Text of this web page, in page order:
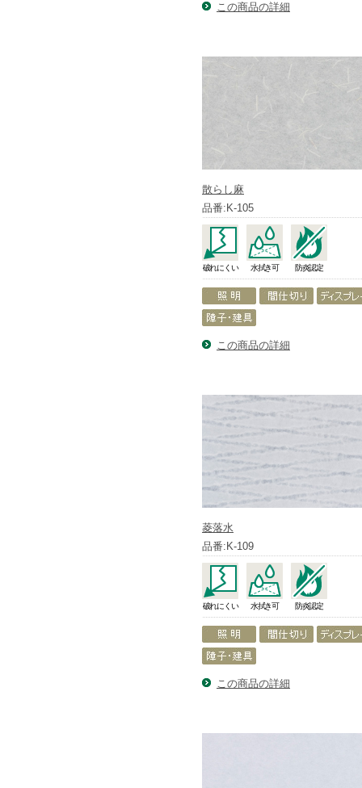
この商品の詳細
散らし麻
品番:K-105
破れにくい 水拭き可 防炎認定
この商品の詳細
菱落水
品番:K-109
破れにくい 水拭き可 防炎認定
この商品の詳細